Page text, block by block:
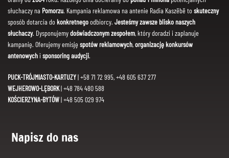
słuchaczy na Pomorzu. Kampania reklamowa na antenie Radia Kaszëbë toskuteczny
sposób dotarcia dokonkretnegoodbiorcy. Jesteśmy zawsze blisko naszych
słuchaczy. Dysponujemydoświadczonym zespołem, który doradzi i zaplanuje
kampanię. Oferujemy emisję spotów reklamowych,organizację konkursów
antenowychi sponsoring audycji.
PUCK-TRÓJMIASTO-KARTUZY| +58 71 72 995, +48 605 637 277
WEJHEROWO-LĘBORK| +48 784 480 588
KOŚCIERZYNA-BYTÓW| +48 505 029 974
Napisz do nas